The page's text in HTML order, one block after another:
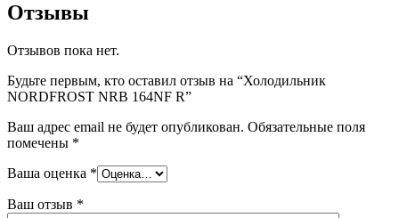
Отзывы
Отзывов пока нет.
Будьте первым, кто оставил отзыв на “Холодильник
NORDFROST NRB 164NF R”
Ваш адрес email не будет опубликован. Обязательные поля
помечены *
Ваша оценка *
Ваш отзыв *